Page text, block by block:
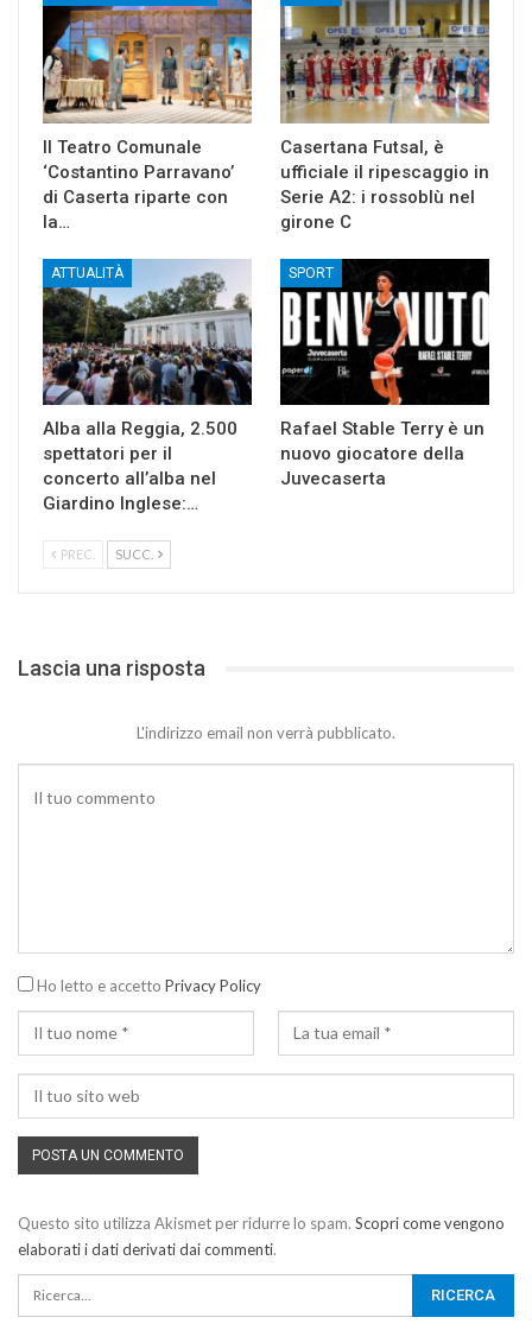
Il Teatro Comunale
‘Costantino Parravano’
di Caserta riparte con
la…
Casertana Futsal, è
ufficiale il ripescaggio in
Serie A2: i rossoblù nel
girone C
ATTUALITÀ
Alba alla Reggia, 2.500
spettatori per il
concerto all’alba nel
Giardino Inglese:…
SPORT
Rafael Stable Terry è un
nuovo giocatore della
Juvecaserta
PREC. SUCC.
Lascia una risposta
L'indirizzo email non verrà pubblicato.
Ho letto e accetto Privacy Policy
Questo sito utilizza Akismet per ridurre lo spam. Scopri come vengono
elaborati i dati derivati dai commenti.